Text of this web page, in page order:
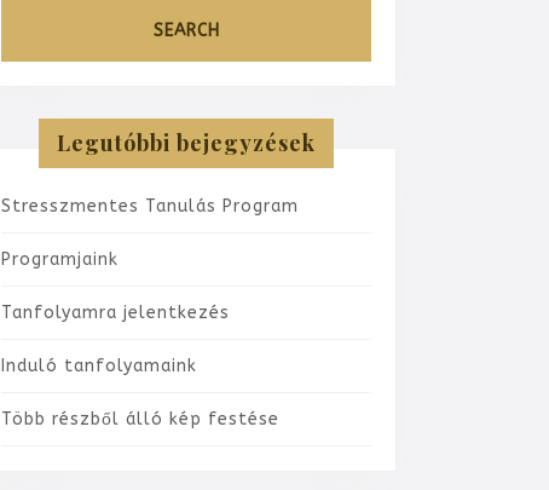
Legutóbbi bejegyzések
Stresszmentes Tanulás Program
Programjaink
Tanfolyamra jelentkezés
Induló tanfolyamaink
Több részből álló kép festése